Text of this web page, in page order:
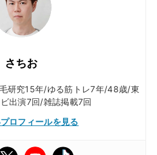
さちお
研究15年/ゆる筋トレ7年/48歳/東
出演7回/雑誌掲載7回
ロフィールを見る